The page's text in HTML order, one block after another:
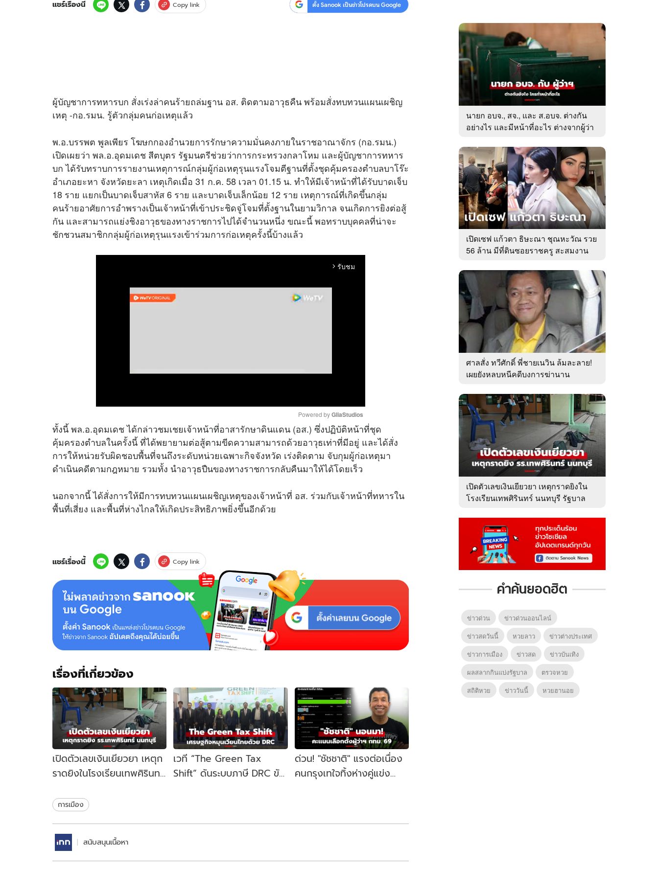
แชร์เรื่องนี้ Copy link ตั้ง Sanook เป็นข่าวโปรดบน Google
ผู้บัญชาการทหารบก สั่งเร่งล่าคนร้ายถล่มฐาน อส. ติดตามอาวุธคืน พร้อมสั่งทบทวนแผนเผชิญ
เหตุ -กอ.รมน. รู้ตัวกลุ่มคนก่อเหตุแล้ว
พ.อ.บรรพต พูลเพียร โฆษกกองอำนวยการรักษาความมั่นคงภายในราชอาณาจักร (กอ.รมน.)
เปิดเผยว่า พล.อ.อุดมเดช สีตบุตร รัฐมนตรีช่วยว่าการกระทรวงกลาโหม และผู้บัญชาการทหาร
บก ได้รับทราบการรายงานเหตุการณ์กลุ่มผู้ก่อเหตุรุนแรงโจมตีฐานที่ตั้งชุดคุ้มครองตำบลบาโร๊ะ
อำเภอยะหา จังหวัดยะลา เหตุเกิดเมื่อ 31 ก.ค. 58 เวลา 01.15 น. ทำให้มีเจ้าหน้าที่ได้รับบาดเจ็บ
18 ราย แยกเป็นบาดเจ็บสาหัส 6 ราย และบาดเจ็บเล็กน้อย 12 ราย เหตุการณ์ที่เกิดขึ้นกลุ่ม
คนร้ายอาศัยการอำพรางเป็นเจ้าหน้าที่เข้าประชิดจู่โจมที่ตั้งฐานในยามวิกาล จนเกิดการยิงต่อสู้
กัน และสามารถแย่งชิงอาวุธของทางราชการไปได้จำนวนหนึ่ง ขณะนี้ พอทราบบุคคลที่น่าจะ
ชักชวนสมาชิกกลุ่มผู้ก่อเหตุรุนแรงเข้าร่วมการก่อเหตุครั้งนี้บ้างแล้ว
arrow_forward_ios รับชม
M
u
t
Powered by GliaStudios
ทั้งนี้ พล.อ.อุดมเดช ได้กล่าวชมเชยเจ้าหน้าที่อาสารักษาดินแดน (อส.) ซึ่งปฏิบัติหน้าที่ชุด
คุ้มครองตำบลในครั้งนี้ ที่ได้พยายามต่อสู้ตามขีดความสามารถด้วยอาวุธเท่าที่มีอยู่ และได้สั่ง
การให้หน่วยรับผิดชอบพื้นที่จนถึงระดับหน่วยเฉพาะกิจจังหวัด เร่งติดตาม จับกุมผู้ก่อเหตุมา
ดำเนินคดีตามกฎหมาย รวมทั้ง นำอาวุธปืนของทางราชการกลับคืนมาให้ได้โดยเร็ว
นอกจากนี้ ได้สั่งการให้มีการทบทวนแผนเผชิญเหตุของเจ้าหน้าที่ อส. ร่วมกับเจ้าหน้าที่ทหารใน
พื้นที่เสี่ยง และพื้นที่ห่างไกลให้เกิดประสิทธิภาพยิ่งขึ้นอีกด้วย
แชร์เรื่องนี้ Copy link
เรื่องที่เกี่ยวข้อง
เปิดตัวเลขเงินเยียวยา เหตุก
ราดยิงในโรงเรียนเทพศิรินทร์
เวที “The Green Tax
Shift” ดันระบบภาษี DRC ขับ
ด่วน! "ชัชชาติ" แรงต่อเนื่อง
คนกรุงเทใจทิ้งห่างคู่แข่ง
การเมือง
สนับสนุนเนื้อหา
นายก อบจ., สจ., และ ส.อบจ. ต่างกัน
อย่างไร และมีหน้าที่อะไร ต่างจากผู้ว่า
เปิดเซฟ แก้วตา ธิษะณา ชุณหะวัณ รวย
56 ล้าน มีที่ดินซอยราชครู สะสมงาน
ศาลสั่ง ทวีศักดิ์ พี่ชายเนวิน ล้มละลาย!
เผยยังหลบหนีคดีบงการฆ่านาน
เปิดตัวเลขเงินเยียวยา เหตุกราดยิงใน
โรงเรียนเทพศิรินทร์ นนทบุรี รัฐบาล
คำค้นยอดฮิต
ข่าวด่วน
ข่าวด่วนออนไลน์
ข่าวสดวันนี้
หวยลาว
ข่าวต่างประเทศ
ข่าวการเมือง
ข่าวสด
ข่าวบันเทิง
ผลสลากกินแบ่งรัฐบาล
ตรวจหวย
สถิติหวย
ข่าววันนี้ หวยฮานอย